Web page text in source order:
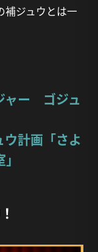
補ジュウとは一
ャー ゴジュ
計画「さよ